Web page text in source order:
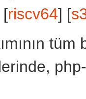
[riscv64] [